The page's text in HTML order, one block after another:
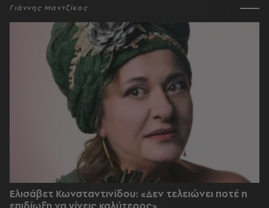
Γιάννης Μαντζίκος
Ελισάβετ Κωνσταντινίδου: «Δεν τελειώνει ποτέ η